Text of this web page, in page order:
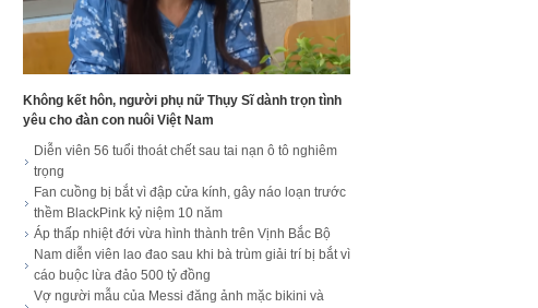
Không kết hôn, người phụ nữ Thụy Sĩ dành trọn tình
yêu cho đàn con nuôi Việt Nam
Diễn viên 56 tuổi thoát chết sau tai nạn ô tô nghiêm
trọng
Fan cuồng bị bắt vì đập cửa kính, gây náo loạn trước
thềm BlackPink kỷ niệm 10 năm
Áp thấp nhiệt đới vừa hình thành trên Vịnh Bắc Bộ
Nam diễn viên lao đao sau khi bà trùm giải trí bị bắt vì
cáo buộc lừa đảo 500 tỷ đồng
Vợ người mẫu của Messi đăng ảnh mặc bikini và